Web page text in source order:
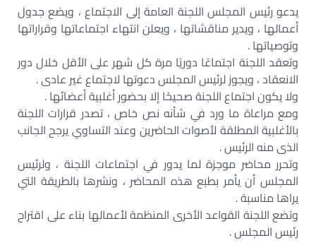
يدعو رئيس المجلس اللجنة العامة إلى الاجتماع ، ويضع جدول
أعمالها ، ويدير مناقشاتها ، ويعلن انتهاء اجتماعاتها وقراراتها
وتوصياتها .
وتعقد اللجنة اجتماعًا دوريًا مرة كل شهر على الأقل خلال دور
الانعقاد ، ويجوز لرئيس المجلس دعوتها لاجتماع غير عادى .
ولا يكون اجتماع اللجنة صحيحًا إلا بحضور أغلبية أعضائها .
ومع مراعاة ما ورد في شأنه نص خاص ، تصدر قرارات اللجنة
بالأغلبية المطلقة لأصوات الحاضرين وعند التساوي يرجح الجانب
الذى منه الرئيس .
وتحرر محاضر موجزة لما يدور في اجتماعات اللجنة ، ولرئيس
المجلس أن يأمر بطبع هذه المحاضر ، ونشرها بالطريقة التي
يراها مناسبة .
وتضع اللجنة القواعد الأخرى المنظمة لأعمالها بناء على اقتراح
رئيس المجلس .